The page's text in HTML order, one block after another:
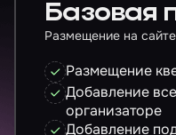
Базовая
Размещение на
Размещение
Добавление
организаторе
Добавление